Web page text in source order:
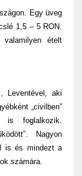
Egy üveg
1,5 – 5 RON.
ételt
Leventével, aki
„civilben”
is foglalkozik.
Nagyon
is és mindezt a
számára.